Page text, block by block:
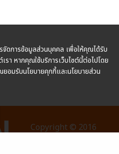
Copyright © 2016
จัดการข้อมูลส่วนบุคคล เพื่อให้คุณได้รับ
รา หากคุณใช้บริการเว็บไซต์นี้ต่อไปโดย
อมรับนโยบายคุกกี้และนโยบายส่วน